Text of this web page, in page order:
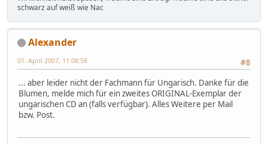
schwarz auf weiß wie Nac
Alexander
#8
01. April 2007, 11:08:58
... aber leider nicht der Fachmann für Ungarisch. Danke für die
Blumen, melde mich für ein zweites ORIGINAL-Exemplar der
ungarischen CD an (falls verfügbar). Alles Weitere per Mail
bzw. Post.